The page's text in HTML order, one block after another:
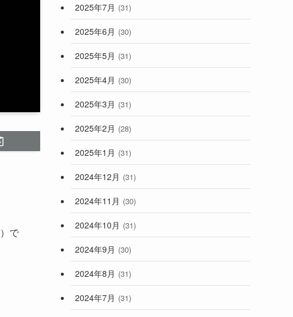
）で
2025年7月 (31)
2025年6月 (30)
2025年5月 (31)
2025年4月 (30)
2025年3月 (31)
2025年2月 (28)
2025年1月 (31)
2024年12月 (31)
2024年11月 (30)
2024年10月 (31)
2024年9月 (30)
2024年8月 (31)
2024年7月 (31)